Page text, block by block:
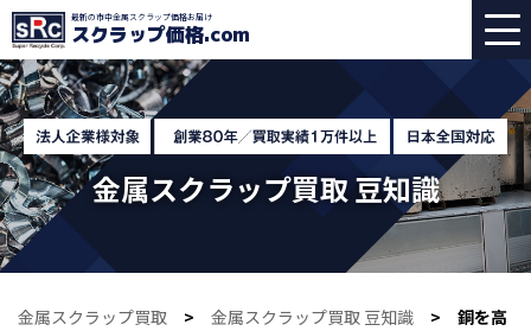
最新の市中金属スクラップ価格お届け
スクラップ価格.com
金属スクラップ買取 豆知識
金属スクラップ買取 > 金属スクラップ買取 豆知識 > 銅を高